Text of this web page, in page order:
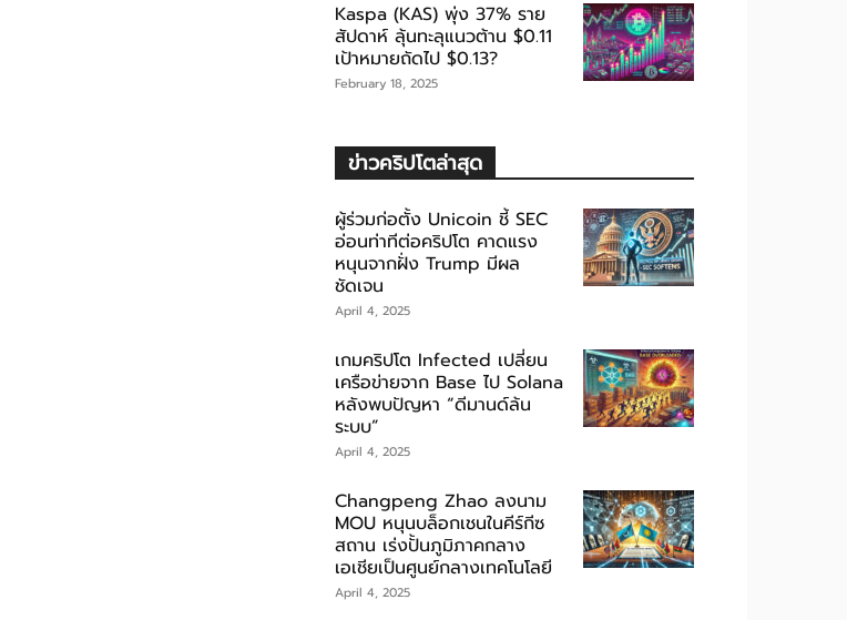
Kaspa (KAS) พุ่ง 37% ราย
สัปดาห์ ลุ้นทะลุแนวต้าน $0.11
เป้าหมายถัดไป $0.13?
February 18, 2025
ข่าวคริปโตล่าสุด
ผู้ร่วมก่อตั้ง Unicoin ชี้ SEC
อ่อนท่าทีต่อคริปโต คาดแรง
หนุนจากฝั่ง Trump มีผล
ชัดเจน
April 4, 2025
เกมคริปโต Infected เปลี่ยน
เครือข่ายจาก Base ไป Solana
หลังพบปัญหา “ดีมานด์ล้น
ระบบ”
April 4, 2025
Changpeng Zhao ลงนาม
MOU หนุนบล็อกเชนในคีร์กีซ
สถาน เร่งปั้นภูมิภาคกลาง
เอเชียเป็นศูนย์กลางเทคโนโลยี
April 4, 2025